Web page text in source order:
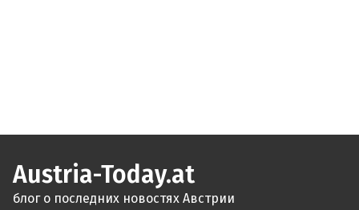
Austria-Today.at
блог о последних новостях Австрии